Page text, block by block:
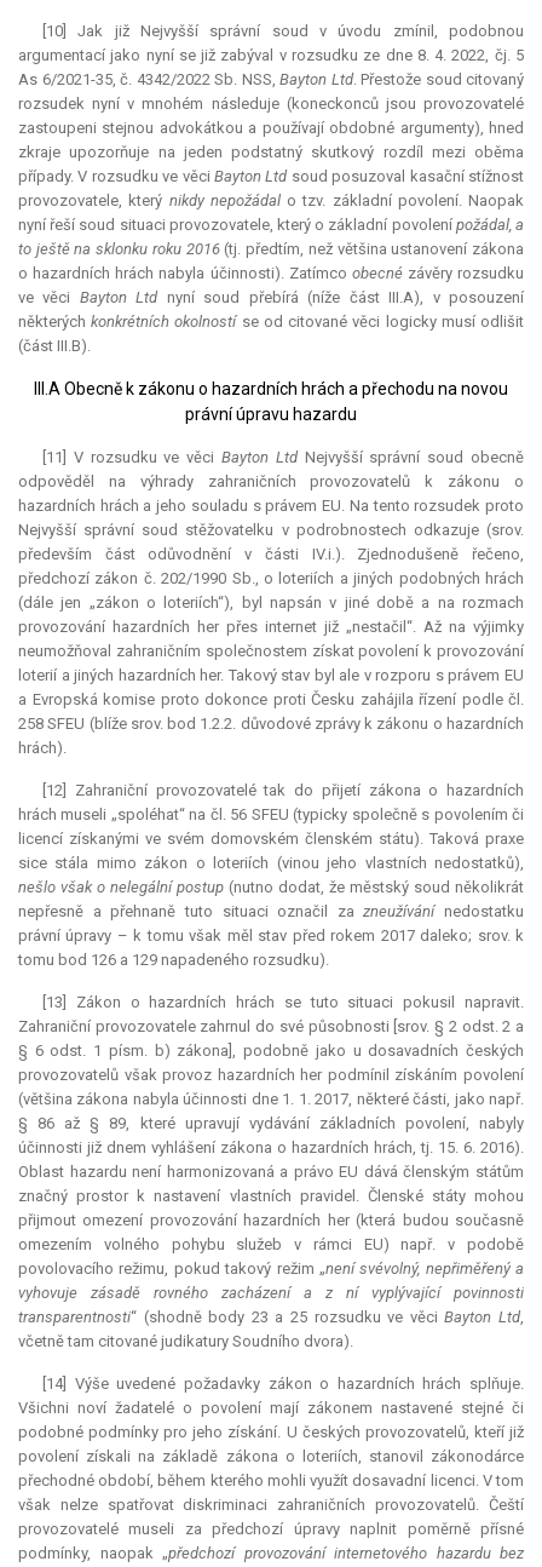
[10] Jak již Nejvyšší správní soud v úvodu zmínil, podobnou
argumentací jako nyní se již zabýval v rozsudku ze dne 8. 4. 2022, čj. 5
As 6/2021-35, č. 4342/2022 Sb. NSS, Bayton Ltd. Přestože soud citovaný
rozsudek nyní v mnohém následuje (koneckonců jsou provozovatelé
zastoupeni stejnou advokátkou a používají obdobné argumenty), hned
zkraje upozorňuje na jeden podstatný skutkový rozdíl mezi oběma
případy. V rozsudku ve věci Bayton Ltd soud posuzoval kasační stížnost
provozovatele, který nikdy nepožádalo tzv. základní povolení. Naopak
nyní řeší soud situaci provozovatele, který o základní povolení požádal, a
to ještě na sklonku roku 2016(tj. předtím, než většina ustanovení zákona
o hazardních hrách nabyla účinnosti). Zatímco obecnézávěry rozsudku
ve věci Bayton Ltd nyní soud přebírá (níže část III.A), v posouzení
některýchkonkrétních okolnostíse od citované věci logicky musí odlišit
(část III.B).
III.A Obecně k zákonu o hazardních hrách a přechodu na novou
právní úpravu hazardu
[11] V rozsudku ve věci Bayton LtdNejvyšší správní soud obecně
odpověděl na výhrady zahraničních provozovatelů k zákonu o
hazardních hrách a jeho souladu s právem EU. Na tento rozsudek proto
Nejvyšší správní soud stěžovatelku v podrobnostech odkazuje (srov.
především část odůvodnění v části IV.i.). Zjednodušeně řečeno,
předchozí zákon č. 202/1990 Sb., o loteriích a jiných podobných hrách
(dále jen „zákon o loteriích“), byl napsán v jiné době a na rozmach
provozování hazardních her přes internet již „nestačil“. Až na výjimky
neumožňoval zahraničním společnostem získat povolení k provozování
loterií a jiných hazardních her. Takový stav byl ale v rozporu s právem EU
a Evropská komise proto dokonce proti Česku zahájila řízení podle čl.
258 SFEU (blíže srov. bod 1.2.2. důvodové zprávy k zákonu o hazardních
hrách).
[12] Zahraniční provozovatelé tak do přijetí zákona o hazardních
hrách museli „spoléhat“ na čl. 56 SFEU (typicky společně s povolením či
licencí získanými ve svém domovském členském státu). Taková praxe
sice stála mimo zákon o loteriích (vinou jeho vlastních nedostatků),
nešlo však o nelegální postup (nutno dodat, že městský soud několikrát
nepřesně a přehnaně tuto situaci označil zazneužívánínedostatku
právní úpravy – k tomu však měl stav před rokem 2017 daleko; srov. k
tomu bod 126 a 129 napadeného rozsudku).
[13] Zákon o hazardních hrách se tuto situaci pokusil napravit.
Zahraniční provozovatele zahrnul do své působnosti [srov. § 2 odst. 2 a
§ 6 odst. 1 písm. b) zákona], podobně jako u dosavadních českých
provozovatelů však provoz hazardních her podmínil získáním povolení
(většina zákona nabyla účinnosti dne 1. 1. 2017, některé části, jako např.
§ 86 až § 89, které upravují vydávání základních povolení, nabyly
účinnosti již dnem vyhlášení zákona o hazardních hrách, tj. 15. 6. 2016).
Oblast hazardu není harmonizovaná a právo EU dává členským státům
značný prostor k nastavení vlastních pravidel. Členské státy mohou
přijmout omezení provozování hazardních her (která budou současně
omezením volného pohybu služeb v rámci EU) např. v podobě
povolovacího režimu, pokud takový režim „není svévolný, nepřiměřený a
vyhovuje zásadě rovného zacházení a z ní vyplývající povinnosti
transparentnosti“ (shodně body 23 a 25 rozsudku ve věciBayton Ltd,
včetně tam citované judikatury Soudního dvora).
[14] Výše uvedené požadavky zákon o hazardních hrách splňuje.
Všichni noví žadatelé o povolení mají zákonem nastavené stejné či
podobné podmínky pro jeho získání. U českých provozovatelů, kteří již
povolení získali na základě zákona o loteriích, stanovil zákonodárce
přechodné období, během kterého mohli využít dosavadní licenci. V tom
však nelze spatřovat diskriminaci zahraničních provozovatelů. Čeští
provozovatelé museli za předchozí úpravy naplnit poměrně přísné
podmínky, naopak „předchozí provozování internetového hazardu bez